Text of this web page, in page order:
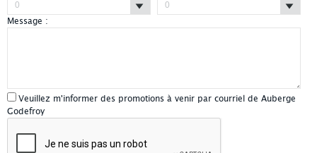
Message :
Veuillez m'informer des promotions à venir par courriel de Auberge
Godefroy